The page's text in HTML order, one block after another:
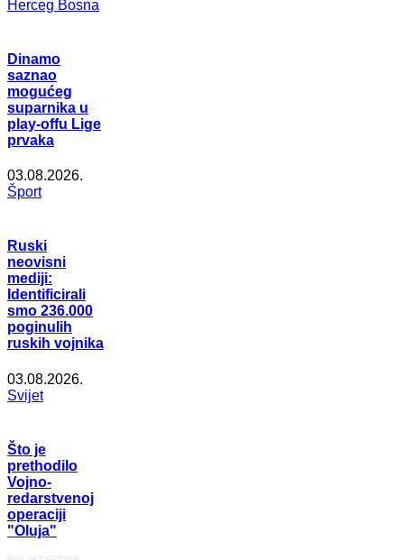
Herceg Bosna
Dinamo
saznao
mogućeg
suparnika u
play-offu Lige
prvaka
03.08.2026.
Šport
Ruski
neovisni
mediji:
Identificirali
smo 236.000
poginulih
ruskih vojnika
03.08.2026.
Svijet
Što je
prethodilo
Vojno-
redarstvenoj
operaciji
"Oluja"